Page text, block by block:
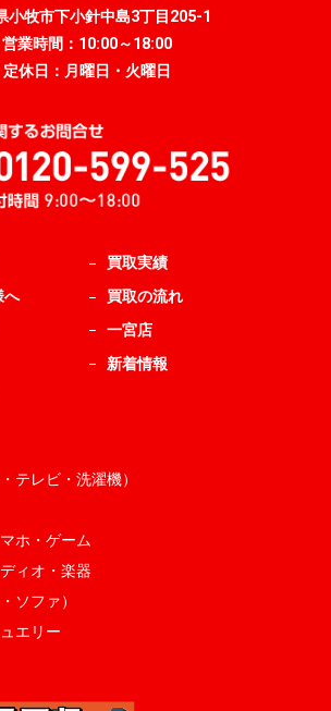
小牧市下小針中島3丁目205-1
営業時間：10:00～18:00
定休日：月曜日・火曜日
買取実績
へ
買取の流れ
一宮店
新着情報
テレビ・洗濯機）
ホ・ゲーム
ィオ・楽器
ソファ）
エリー